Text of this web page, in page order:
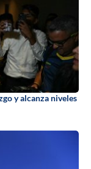
y alcanza niveles